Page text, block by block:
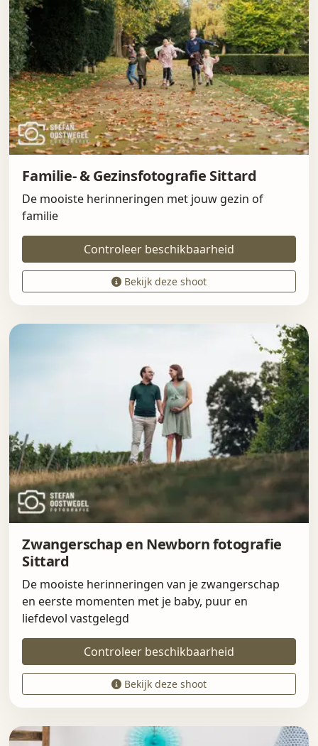
Familie- & Gezinsfotografie Sittard
De mooiste herinneringen met jouw gezin of
familie
Controleer beschikbaarheid
Bekijk deze shoot
Zwangerschap en Newborn fotografie
Sittard
De mooiste herinneringen van je zwangerschap
en eerste momenten met je baby, puur en
liefdevol vastgelegd
Controleer beschikbaarheid
Bekijk deze shoot